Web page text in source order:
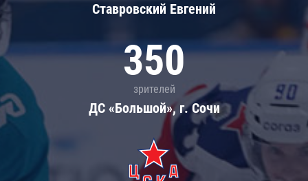
Ставровский Евгений
350
зрителей
ДС «Большой», г. Сочи